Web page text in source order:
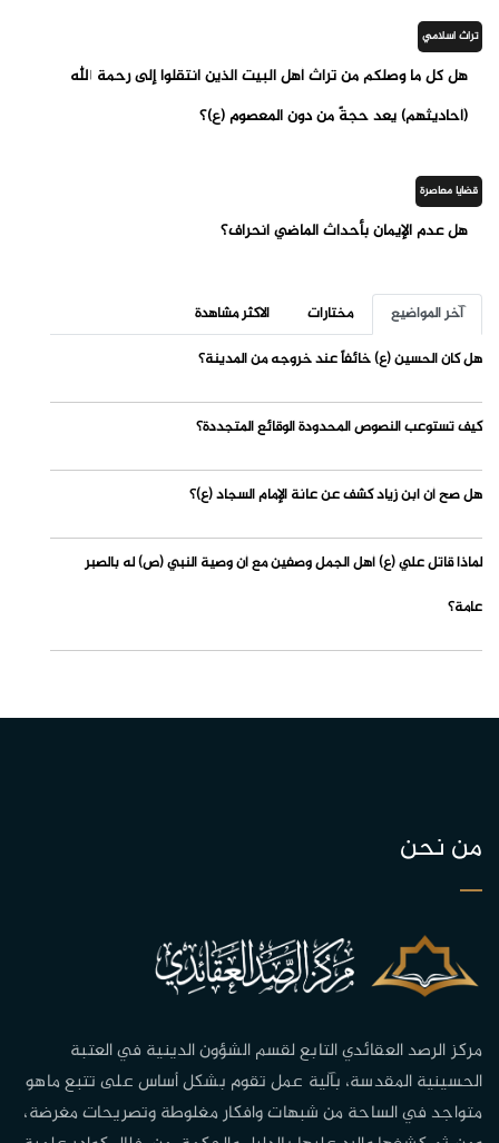
تراث اسلامي
هل كل ما وصلكم من تراث أهل البيت الذين انتقلوا إلى رحمة الله
(أحاديثهم) يعد حجةً من دون المعصوم (ع)؟
قضايا معاصرة
هل عدم الإيمان بأحداث الماضي انحراف؟
آخر المواضيع مختارات
الاكثر مشاهدة
هل كان الحسين (ع) خائفاً عند خروجه من المدينة؟
كيف تستوعب النصوص المحدودة الوقائع المتجددة؟
هل صح أن ابن زياد كشف عن عانة الإمام السجاد (ع)؟
لماذا قاتل علي (ع) أهل الجمل وصفين مع أن وصية النبي (ص) له بالصبر
عامة؟
من نحن
مركز الرصد العقائدي التابع لقسم الشؤون الدينية في العتبة
الحسينية المقدسة، بآلية عمل تقوم بشكل أساس على تتبع ماهو
متواجد في الساحة من شبهات وافكار مغلوطة وتصريحات مغرضة،